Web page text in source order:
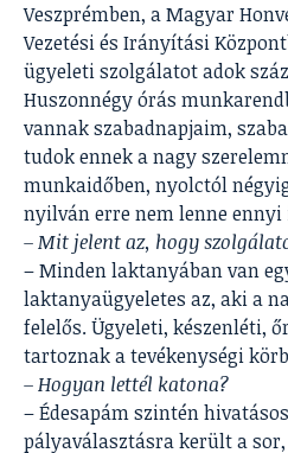
Veszprémben, a Magyar
Vezetési és Irányítási
ügyeleti szolgálatot adok
Huszonnégy órás
vannak szabadnapjaim,
tudok ennek a nagy
munkaidőben, nyolctól
nyilván erre nem lenne ennyi
– Mit jelent az, hogy
– Minden laktanyában van
laktanyaügyeletes az, aki a
felelős. Ügyeleti, készenléti,
tartoznak a tevékenységi
– Hogyan lettél katona?
– Édesapám szintén
pályaválasztásra került a